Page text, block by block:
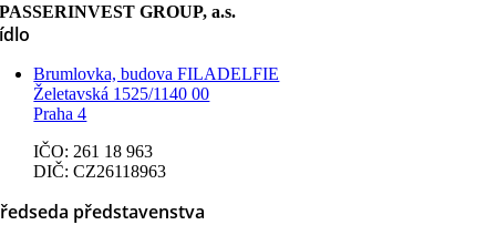
úrokového
5.25/
2023
PASSERINVEST GROUP, a.s.
Brumlovka, budova FILADELFIE
Želetavská 1525/1140 00
Praha 4
IČO: 261 18 963
DIČ: CZ26118963
představenstva